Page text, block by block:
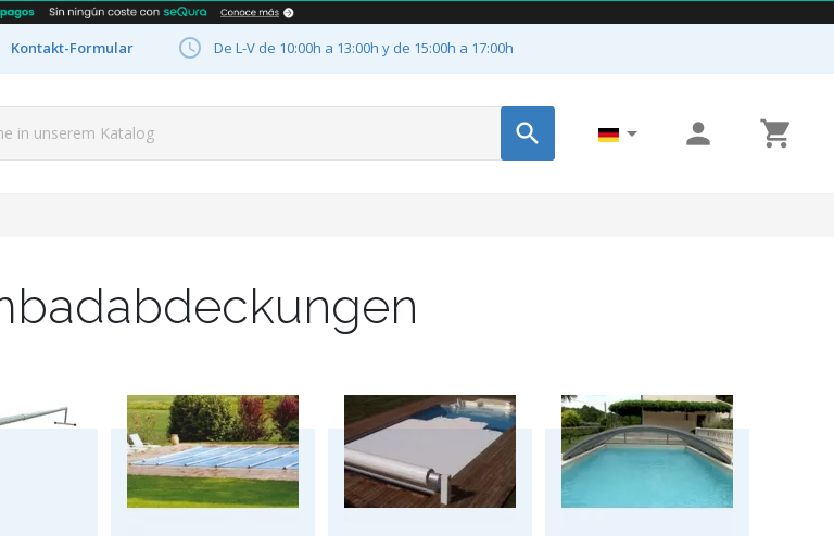
Kontakt-Formular  De L-V de 10:00h a 13:00h y de 15:00h a 17:00h
   